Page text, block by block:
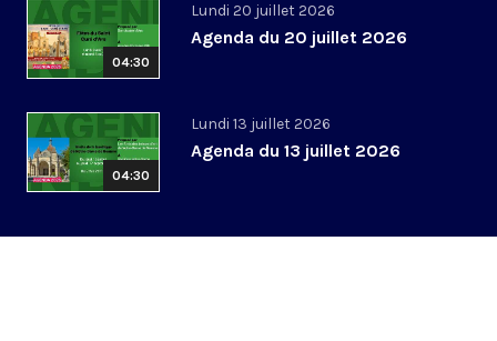
04:30
Lundi 20 juillet 2026
Agenda du 20 juillet 2026
04:30
Lundi 13 juillet 2026
Agenda du 13 juillet 2026